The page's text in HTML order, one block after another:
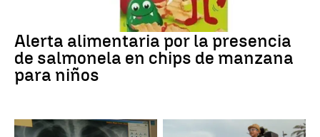
Alerta alimentaria por la presencia
de salmonela en chips de manzana
para niños